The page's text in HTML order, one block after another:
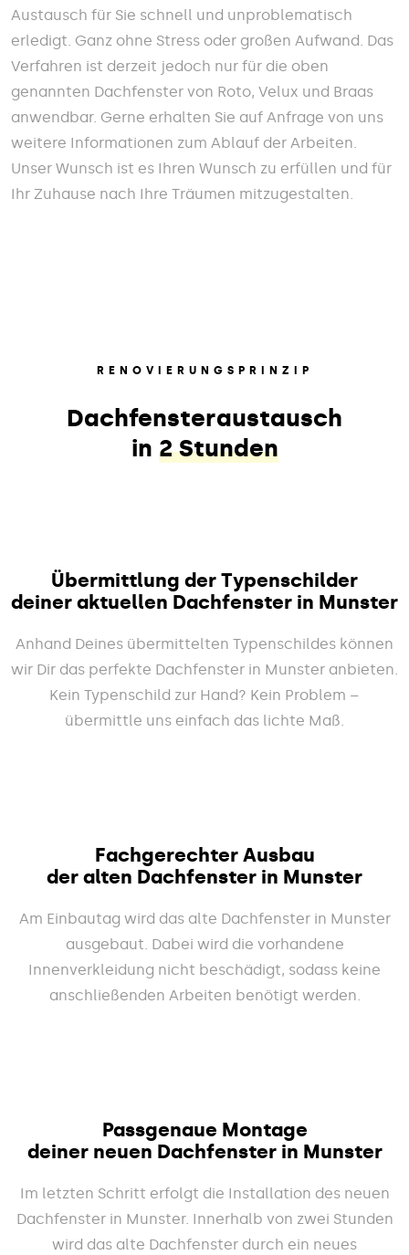
Austausch für Sie schnell und unproblematisch
erledigt. Ganz ohne Stress oder großen Aufwand. Das
Verfahren ist derzeit jedoch nur für die oben
genannten Dachfenster von Roto, Velux und Braas
anwendbar. Gerne erhalten Sie auf Anfrage von uns
weitere Informationen zum Ablauf der Arbeiten.
Unser Wunsch ist es Ihren Wunsch zu erfüllen und für
Ihr Zuhause nach Ihre Träumen mitzugestalten.
RENOVIERUNGSPRINZIP
Dachfensteraustausch
in 2 Stunden
Übermittlung der Typenschilder
deiner aktuellen Dachfenster in Munster
Anhand Deines übermittelten Typenschildes können
wir Dir das perfekte Dachfenster in Munster anbieten.
Kein Typenschild zur Hand? Kein Problem –
übermittle uns einfach das lichte Maß.
Fachgerechter Ausbau
der alten Dachfenster in Munster
Am Einbautag wird das alte Dachfenster in Munster
ausgebaut. Dabei wird die vorhandene
Innenverkleidung nicht beschädigt, sodass keine
anschließenden Arbeiten benötigt werden.
Passgenaue Montage
deiner neuen Dachfenster in Munster
Im letzten Schritt erfolgt die Installation des neuen
Dachfenster in Munster. Innerhalb von zwei Stunden
wird das alte Dachfenster durch ein neues